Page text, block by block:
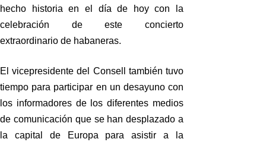
hecho historia en el día de hoy con la
celebración de este concierto
extraordinario de habaneras.
El vicepresidente del Consell también tuvo
tiempo para participar en un desayuno con
los informadores de los diferentes medios
de comunicación que se han desplazado a
la capital de Europa para asistir a la